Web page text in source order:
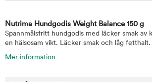
Nutrima Hundgodis Weight Balance 150 g
Spannmålsfritt hundgodis med läcker smak av
en hälsosam vikt. Läcker smak och låg fetthalt.
Mer information